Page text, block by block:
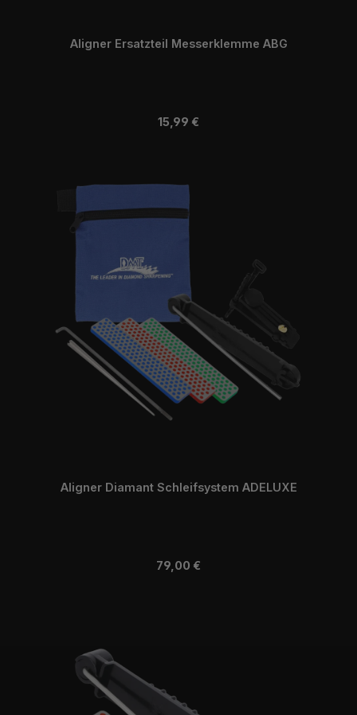
Aligner Ersatzteil Messerklemme ABG
Regulärer Preis:
15,99 €
Aligner Diamant Schleifsystem ADELUXE
Regulärer Preis:
79,00 €